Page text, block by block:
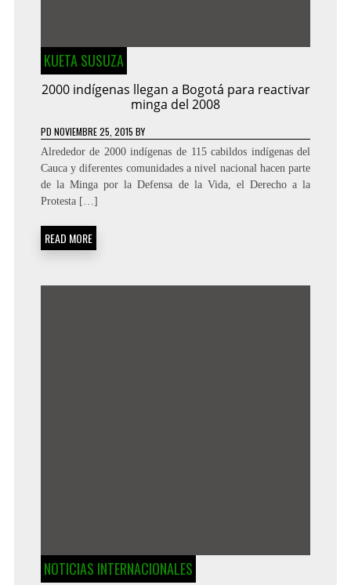
KUETA SUSUZA
2000 indígenas llegan a Bogotá para reactivar
minga del 2008
PD NOVIEMBRE 25, 2015 BY
Alrededor de 2000 indígenas de 115 cabildos indígenas del
Cauca y diferentes comunidades a nivel nacional hacen parte
de la Minga por la Defensa de la Vida, el Derecho a la
Protesta […]
READ MORE
NOTICIAS INTERNACIONALES